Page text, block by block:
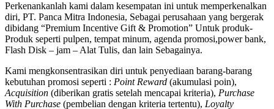
Perkenankanlah kami dalam kesempatan ini untuk memperkenalkan
diri, PT. Panca Mitra Indonesia, Sebagai perusahaan yang bergerak
dibidang “Premium Incentive Gift & Promotion” Untuk produk-
Produk seperti pulpen, tempat minum, agenda promosi,power bank,
Flash Disk – jam – Alat Tulis, dan lain Sebagainya.
Kami mengkonsentrasikan diri untuk penyediaan barang-barang
kebutuhan promosi seperti : Point Reward (akumulasi poin),
Acquisition (diberikan gratis setelah mencapai kriteria), Purchase
With Purchase (pembelian dengan kriteria tertentu), Loyalty